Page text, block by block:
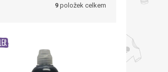
9 položek celkem